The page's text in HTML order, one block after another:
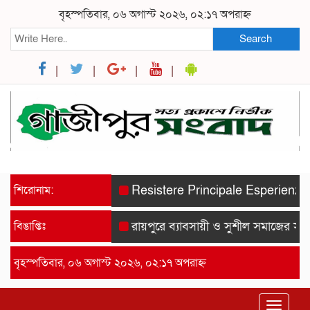
বৃহস্পতিবার, ০৬ অগাস্ট ২০২৬, ০২:১৭ অপরাহ্ন
Search
শিরোনাম: Resistere Principale Esperienze
বিঙাপ্তিঃ রায়পুরে ব্যাবসায়ী ও সুশীল সমাজের
বৃহস্পতিবার, ০৬ অগাস্ট ২০২৬, ০২:১৭ অপরাহ্ন
Toggle